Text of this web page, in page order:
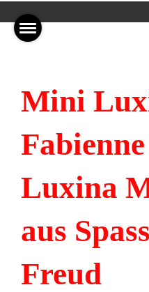
Mini
Luxina
aus
Freud